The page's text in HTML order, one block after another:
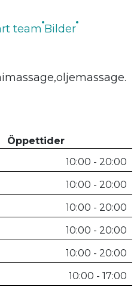
team Bilder
Öppettider
10:00 - 20:00
10:00 - 20:00
10:00 - 20:00
10:00 - 20:00
10:00 - 20:00
10:00 - 17:00